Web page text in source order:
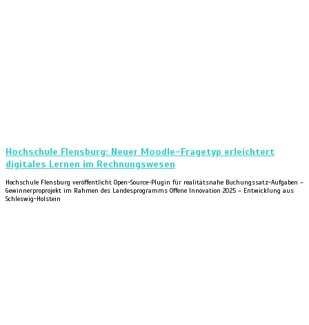
Hochschule Flensburg: Neuer Moodle-Fragetyp erleichtert
digitales Lernen im Rechnungswesen
Hochschule Flensburg veröffentlicht Open-Source-Plugin für realitätsnahe Buchungssatz-Aufgaben –
Gewinnerproprojekt im Rahmen des Landesprogramms Offene Innovation 2025 – Entwicklung aus
Schleswig-Holstein